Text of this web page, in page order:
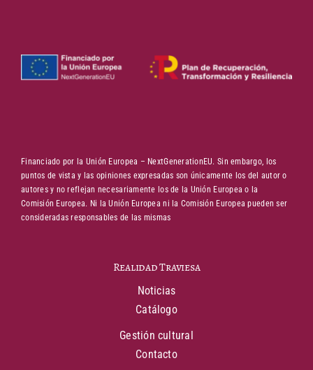
Realidad Traviesa
Noticias
Catálogo
Gestión cultural
Contacto
Financiado por la Unión Europea – NextGenerationEU. Sin embargo, los
puntos de vista y las opiniones expresadas son únicamente los del autor o
autores y no reflejan necesariamente los de la Unión Europea o la
Comisión Europea. Ni la Unión Europea ni la Comisión Europea pueden ser
consideradas responsables de las mismas